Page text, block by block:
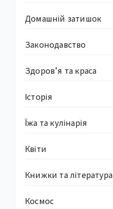
Домашній затишок
Законодавство
Здоров’я та краса
Історія
Їжа та кулінарія
Квіти
Книжки та література
Космос